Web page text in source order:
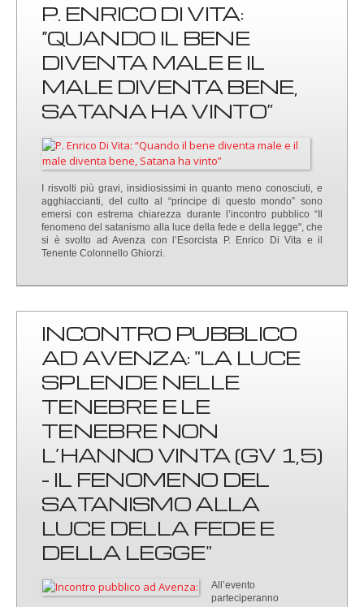
P. ENRICO DI VITA:
“QUANDO IL BENE
DIVENTA MALE E IL
MALE DIVENTA BENE,
SATANA HA VINTO”
I risvolti più gravi, insidiosissimi in quanto meno conosciuti, e
agghiaccianti, del culto al “principe di questo mondo” sono
emersi con estrema chiarezza durante l’incontro pubblico “Il
fenomeno del satanismo alla luce della fede e della legge", che
si è svolto ad Avenza con l’Esorcista P. Enrico Di Vita e il
Tenente Colonnello Ghiorzi.
INCONTRO PUBBLICO
AD AVENZA: "LA LUCE
SPLENDE NELLE
TENEBRE E LE
TENEBRE NON
L’HANNO VINTA (GV 1,5)
- IL FENOMENO DEL
SATANISMO ALLA
LUCE DELLA FEDE E
DELLA LEGGE"
All’evento
parteciperanno